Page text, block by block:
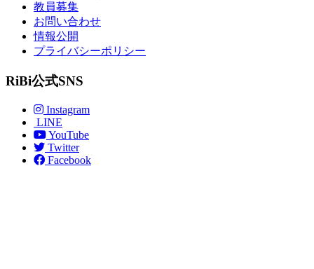
教員募集
お問い合わせ
情報公開
プライバシーポリシー
RiBi公式SNS
Instagram
LINE
YouTube
Twitter
Facebook